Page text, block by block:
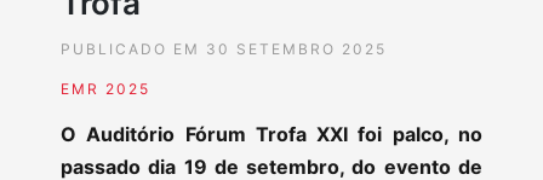
PUBLICADO EM 30 SETEMBRO 2025
EMR 2025
O Auditório Fórum Trofa XXI foi palco, no
passado dia 19 de setembro, do evento de